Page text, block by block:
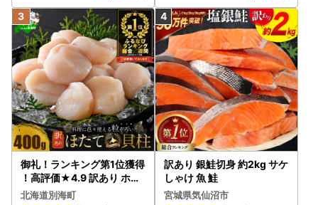
御礼！ランキング第1位獲得
！高評価★4.9 訳あり ホタ
テ 400g（ほたて 帆立 貝柱
北海道別海町
訳あり 銀鮭切身 約2kg サケ
しゃけ 魚 鮭
宮城県気仙沼市